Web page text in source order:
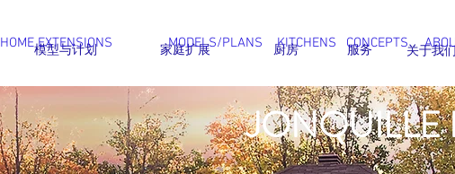
HOME EXTENSIONS MODELS/PLANS KITCHENS CONCEPTS
模型与计划 家庭扩展 厨房 服务 关于我们